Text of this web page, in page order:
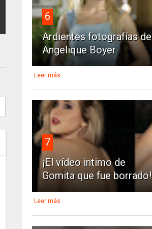
6
Ardientes fotografías de
Angelique Boyer
Leer más
7
¡El vídeo intimo de
Gomita que fue borrado!
Leer más